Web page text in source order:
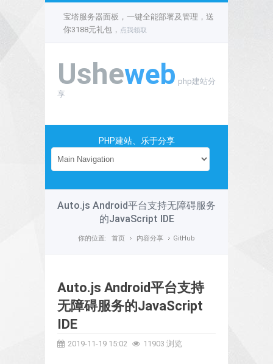
宝塔服务器面板，一键全能部署及管理，送
你3188元礼包， 点我领取
Usheweb php建站分
享
PHP建站、乐于分享
Auto.js Android平台支持无障碍服务
的JavaScript IDE
你的位置: 首页 内容分享 GitHub
Auto.js Android平台支持
无障碍服务的JavaScript
IDE
2019-11-19 15:02 11903 浏览